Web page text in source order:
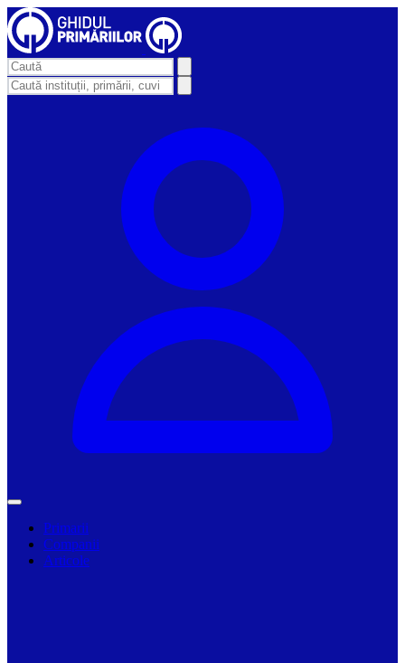
Primarii
Companii
Articole